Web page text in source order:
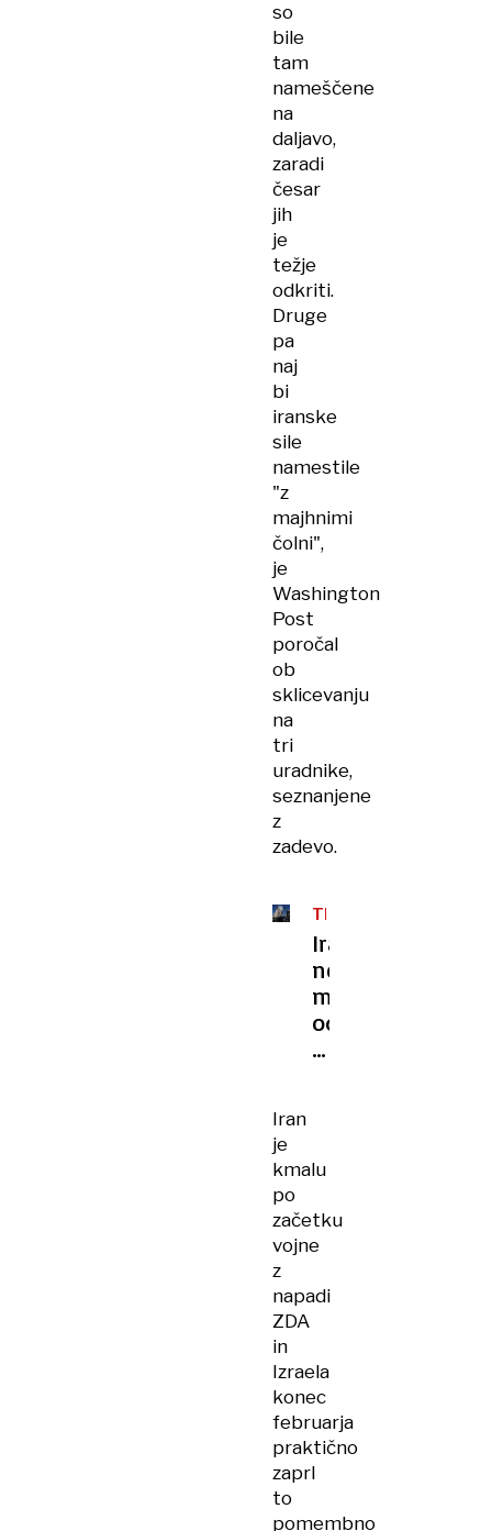
so
bile
tam
nameščene
na
daljavo,
zaradi
česar
jih
je
težje
odkriti.
Druge
pa
naj
bi
iranske
sile
namestile
"z
majhnimi
čolni",
je
Washington
Post
poročal
ob
sklicevanju
na
tri
uradnike,
seznanjene
z
zadevo.
TEHERAN
VZTRAJA
Iran:
ne
moremo
odpreti
Hormuške
Iran
je
kmalu
po
začetku
vojne
z
napadi
ZDA
in
Izraela
konec
februarja
praktično
zaprl
to
pomembno